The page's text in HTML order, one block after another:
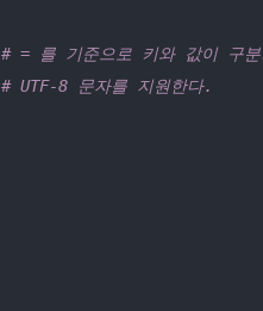
# = 를 기준으로 키와 값이 구분
# UTF-8 문자를 지원한다.